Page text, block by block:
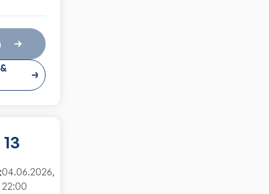
04.06.2026,
22:00